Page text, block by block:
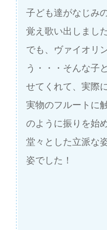
子ども達がなじみ
覚え歌い出しまし
でも、ヴァイオリ
う・・・ そんな子
せてくれて、実際
実物のフルートに
のように振りを始
堂々とした立派な
姿でした！